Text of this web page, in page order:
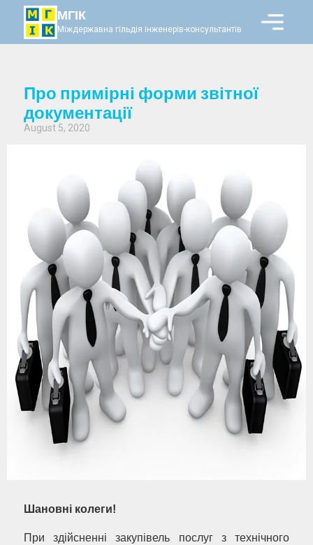
МГІК
Міждержавна гільдія інженерів-консультантів
Про примірні форми звітної
документації
August 5, 2020
Шановні колеги!
При здійсненні закупівель послуг з технічного